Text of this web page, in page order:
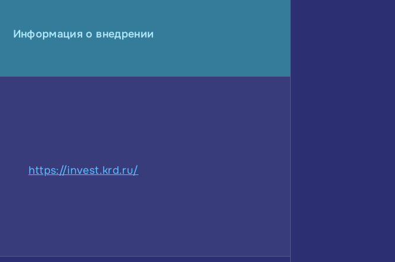
Информация о внедрении
https://invest.krd.ru/